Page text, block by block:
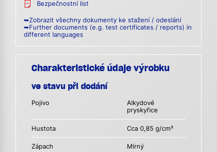
Bezpečnostní list
➥Zobrazit všechny dokumenty ke stažení / odeslání
➥Further documents (e.g. test certificates / reports) in
different languages
Charakteristické údaje výrobku
ve stavu při dodání
Pojivo
Alkydové
pryskyřice
Hustota Cca 0,85 g/cm³
Zápach Mírný